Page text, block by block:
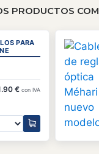
PRODUCTOS
PARA
€ con IVA